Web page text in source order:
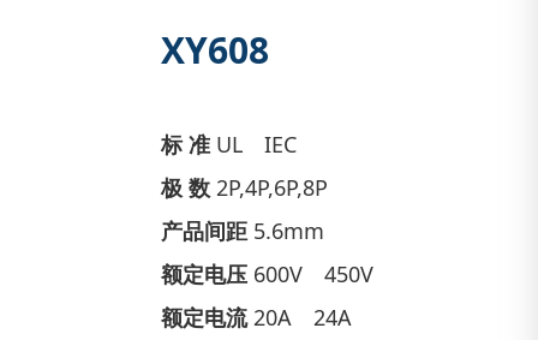
XY608
标 准 UL IEC
极 数 2P,4P,6P,8P
产品间距 5.6mm
额定电压 600V 450V
额定电流 20A 24A